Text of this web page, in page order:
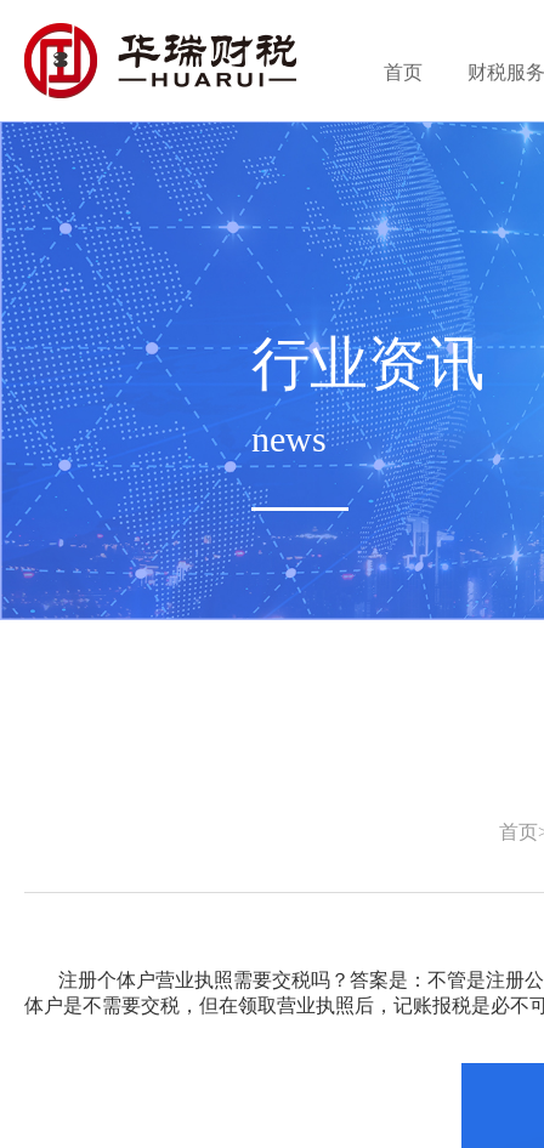
首页 财税服务
行业资讯
news
首页
注册个体户营业执照需要交税吗？ 答案是：不管是注册
体户是不需要交税，但在领取营业执照后，记账报税是必